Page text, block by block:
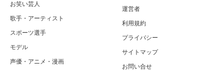
お笑い芸人
歌手・アーティスト
スポーツ選手
モデル
声優・アニメ・漫画
運営者
利用規約
プライバシー
サイトマップ
お問い合せ